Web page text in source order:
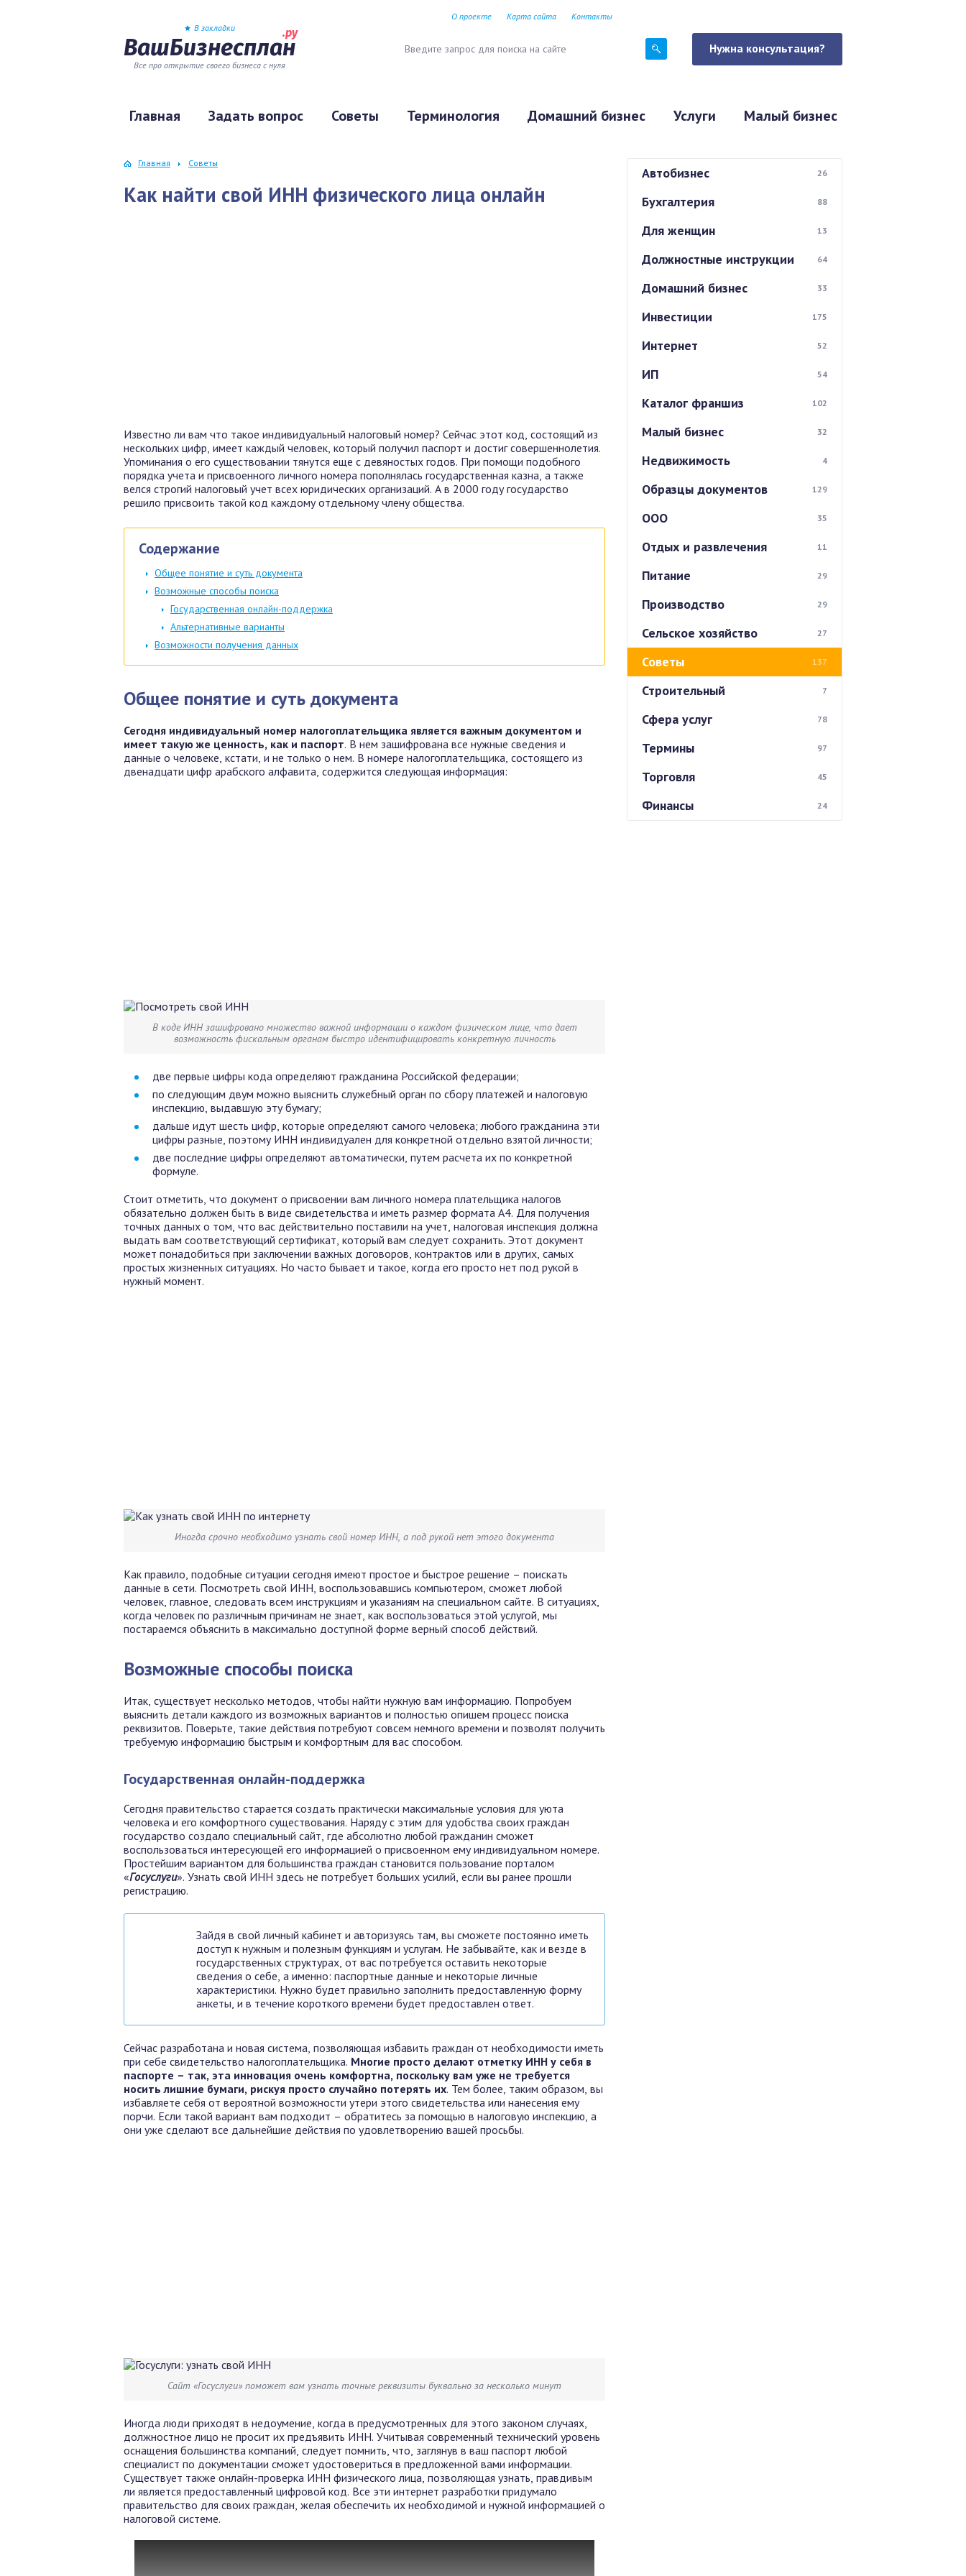
ВашБизнесплан
.ру
Все про открытие своего бизнеса с нуля
О проекте Карта сайта Контакты
Нужна консультация?
Главная Задать вопрос Советы Терминология Домашний бизнес Услуги Малый бизнес
В закладки
Главная Советы
Как найти свой ИНН физического лица онлайн
Известно ли вам что такое индивидуальный налоговый номер? Сейчас этот код, состоящий из
нескольких цифр, имеет каждый человек, который получил паспорт и достиг совершеннолетия.
Упоминания о его существовании тянутся еще с девяностых годов. При помощи подобного
порядка учета и присвоенного личного номера пополнялась государственная казна, а также
велся строгий налоговый учет всех юридических организаций. А в 2000 году государство
решило присвоить такой код каждому отдельному члену общества.
Содержание
Общее понятие и суть документа
Возможные способы поиска
Государственная онлайн-поддержка
Альтернативные варианты
Возможности получения данных
Общее понятие и суть документа
Сегодня индивидуальный номер налогоплательщика является важным документом и
имеет такую же ценность, как и паспорт. В нем зашифрована все нужные сведения и
данные о человеке, кстати, и не только о нем. В номере налогоплательщика, состоящего из
двенадцати цифр арабского алфавита, содержится следующая информация:
В коде ИНН зашифровано множество важной информации о каждом физическом лице, что дает
возможность фискальным органам быстро идентифицировать конкретную личность
две первые цифры кода определяют гражданина Российской федерации;
по следующим двум можно выяснить служебный орган по сбору платежей и налоговую
инспекцию, выдавшую эту бумагу;
дальше идут шесть цифр, которые определяют самого человека; любого гражданина эти
цифры разные, поэтому ИНН индивидуален для конкретной отдельно взятой личности;
две последние цифры определяют автоматически, путем расчета их по конкретной
формуле.
Стоит отметить, что документ о присвоении вам личного номера плательщика налогов
обязательно должен быть в виде свидетельства и иметь размер формата А4. Для получения
точных данных о том, что вас действительно поставили на учет, налоговая инспекция должна
выдать вам соответствующий сертификат, который вам следует сохранить. Этот документ
может понадобиться при заключении важных договоров, контрактов или в других, самых
простых жизненных ситуациях. Но часто бывает и такое, когда его просто нет под рукой в
нужный момент.
Иногда срочно необходимо узнать свой номер ИНН, а под рукой нет этого документа
Как правило, подобные ситуации сегодня имеют простое и быстрое решение – поискать
данные в сети. Посмотреть свой ИНН, воспользовавшись компьютером, сможет любой
человек, главное, следовать всем инструкциям и указаниям на специальном сайте. В ситуациях,
когда человек по различным причинам не знает, как воспользоваться этой услугой, мы
постараемся объяснить в максимально доступной форме верный способ действий.
Возможные способы поиска
Итак, существует несколько методов, чтобы найти нужную вам информацию. Попробуем
выяснить детали каждого из возможных вариантов и полностью опишем процесс поиска
реквизитов. Поверьте, такие действия потребуют совсем немного времени и позволят получить
требуемую информацию быстрым и комфортным для вас способом.
Государственная онлайн-поддержка
Сегодня правительство старается создать практически максимальные условия для уюта
человека и его комфортного существования. Наряду с этим для удобства своих граждан
государство создало специальный сайт, где абсолютно любой гражданин сможет
воспользоваться интересующей его информацией о присвоенном ему индивидуальном номере.
Простейшим вариантом для большинства граждан становится пользование порталом
«Госуслуги». Узнать свой ИНН здесь не потребует больших усилий, если вы ранее прошли
регистрацию.
Зайдя в свой личный кабинет и авторизуясь там, вы сможете постоянно иметь
доступ к нужным и полезным функциям и услугам. Не забывайте, как и везде в
государственных структурах, от вас потребуется оставить некоторые
сведения о себе, а именно: паспортные данные и некоторые личные
характеристики. Нужно будет правильно заполнить предоставленную форму
анкеты, и в течение короткого времени будет предоставлен ответ.
Сейчас разработана и новая система, позволяющая избавить граждан от необходимости иметь
при себе свидетельство налогоплательщика. Многие просто делают отметку ИНН у себя в
паспорте – так, эта инновация очень комфортна, поскольку вам уже не требуется
носить лишние бумаги, рискуя просто случайно потерять их. Тем более, таким образом, вы
избавляете себя от вероятной возможности утери этого свидетельства или нанесения ему
порчи. Если такой вариант вам подходит – обратитесь за помощью в налоговую инспекцию, а
они уже сделают все дальнейшие действия по удовлетворению вашей просьбы.
Сайт «Госуслуги» поможет вам узнать точные реквизиты буквально за несколько минут
Иногда люди приходят в недоумение, когда в предусмотренных для этого законом случаях,
должностное лицо не просит их предъявить ИНН. Учитывая современный технический уровень
оснащения большинства компаний, следует помнить, что, заглянув в ваш паспорт любой
специалист по документации сможет удостовериться в предложенной вами информации.
Существует также онлайн-проверка ИНН физического лица, позволяющая узнать, правдивым
ли является предоставленный цифровой код. Все эти интернет разработки придумало
правительство для своих граждан, желая обеспечить их необходимой и нужной информацией о
налоговой системе.
Автобизнес 26
Бухгалтерия 88
Для женщин 13
Должностные инструкции 64
Домашний бизнес 33
Инвестиции 175
Интернет 52
ИП 54
Каталог франшиз 102
Малый бизнес 32
Недвижимость 4
Образцы документов 129
ООО 35
Отдых и развлечения 11
Питание 29
Производство 29
Сельское хозяйство 27
Советы 137
Строительный 7
Сфера услуг 78
Термины 97
Торговля 45
Финансы 24